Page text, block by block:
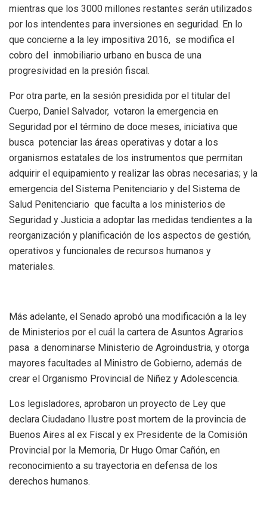
mientras que los 3000 millones restantes serán utilizados
por los intendentes para inversiones en seguridad. En lo
que concierne a la ley impositiva 2016, se modifica el
cobro del inmobiliario urbano en busca de una
progresividad en la presión fiscal.
Por otra parte, en la sesión presidida por el titular del
Cuerpo, Daniel Salvador, votaron la emergencia en
Seguridad por el término de doce meses, iniciativa que
busca potenciar las áreas operativas y dotar a los
organismos estatales de los instrumentos que permitan
adquirir el equipamiento y realizar las obras necesarias; y la
emergencia del Sistema Penitenciario y del Sistema de
Salud Penitenciario que faculta a los ministerios de
Seguridad y Justicia a adoptar las medidas tendientes a la
reorganización y planificación de los aspectos de gestión,
operativos y funcionales de recursos humanos y
materiales.
Más adelante, el Senado aprobó una modificación a la ley
de Ministerios por el cuál la cartera de Asuntos Agrarios
pasa a denominarse Ministerio de Agroindustria, y otorga
mayores facultades al Ministro de Gobierno, además de
crear el Organismo Provincial de Niñez y Adolescencia.
Los legisladores, aprobaron un proyecto de Ley que
declara Ciudadano Ilustre post mortem de la provincia de
Buenos Aires al ex Fiscal y ex Presidente de la Comisión
Provincial por la Memoria, Dr Hugo Omar Cañón, en
reconocimiento a su trayectoria en defensa de los
derechos humanos.